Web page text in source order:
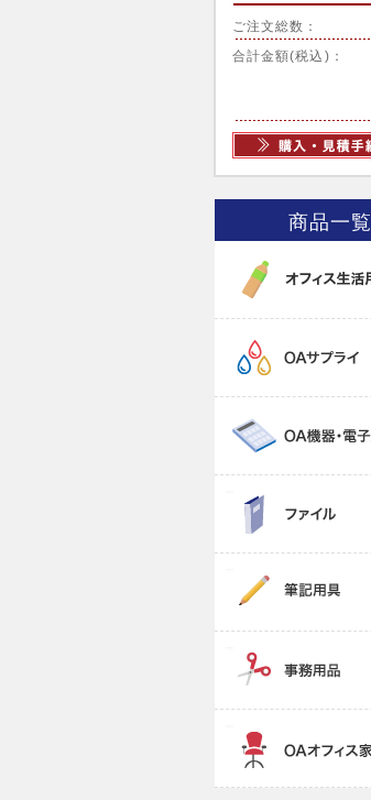
ご注文総数：
合計金額(税込)：
商品一覧